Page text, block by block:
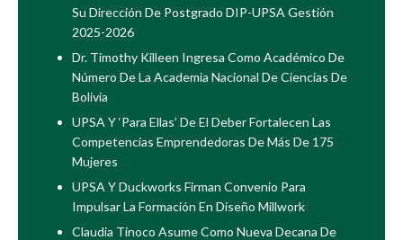
Su Dirección De Postgrado DIP-UPSA Gestión
2025-2026
Dr. Timothy Killeen Ingresa Como Académico De
Número De La Academia Nacional De Ciencias De
Bolivia
UPSA Y ‘Para Ellas’ De El Deber Fortalecen Las
Competencias Emprendedoras De Más De 175
Mujeres
UPSA Y Duckworks Firman Convenio Para
Impulsar La Formación En Diseño Millwork
Claudia Tinoco Asume Como Nueva Decana De